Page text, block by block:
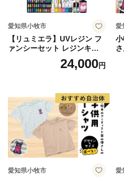
愛知県小牧市
【リュミエラ】UVレジン フ
ァンシーセット レジンキッ
ト ハンドメイド レジンクラ
フト アクセサリーキット 手
24,000円
愛
愛知県小牧市 愛